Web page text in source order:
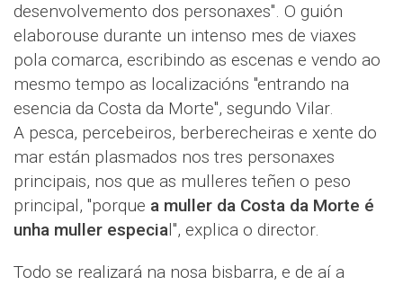
desenvolvemento dos personaxes". O guión
elaborouse durante un intenso mes de viaxes
pola comarca, escribindo as escenas e vendo ao
mesmo tempo as localizacións "entrando na
esencia da Costa da Morte", segundo Vilar.
A pesca, percebeiros, berberecheiras e xente do
mar están plasmados nos tres personaxes
principais, nos que as mulleres teñen o peso
principal, "porque a muller da Costa da Morte é
unha muller especial", explica o director.
Todo se realizará na nosa bisbarra, e de aí a